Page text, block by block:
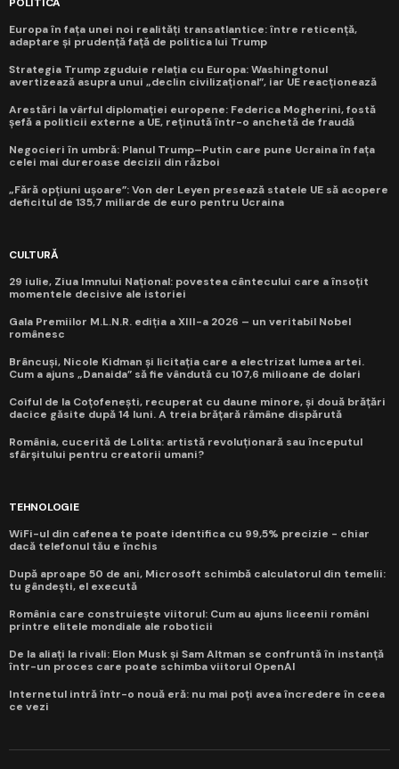
Europa în fața unei noi realități transatlantice: între reticență,
adaptare și prudență față de politica lui Trump
Strategia Trump zguduie relația cu Europa: Washingtonul
avertizează asupra unui „declin civilizațional”, iar UE reacționează
Arestări la vârful diplomației europene: Federica Mogherini, fostă
șefă a politicii externe a UE, reținută într-o anchetă de fraudă
Negocieri în umbră: Planul Trump–Putin care pune Ucraina în fața
celei mai dureroase decizii din război
„Fără opțiuni ușoare”: Von der Leyen presează statele UE să acopere
deficitul de 135,7 miliarde de euro pentru Ucraina
CULTURĂ
29 iulie, Ziua Imnului Național: povestea cântecului care a însoțit
momentele decisive ale istoriei
Gala Premiilor M.L.N.R. ediția a XIII-a 2026 – un veritabil Nobel
românesc
Brâncuși, Nicole Kidman și licitația care a electrizat lumea artei.
Cum a ajuns „Danaida” să fie vândută cu 107,6 milioane de dolari
Coiful de la Coțofenești, recuperat cu daune minore, și două brățări
dacice găsite după 14 luni. A treia brățară rămâne dispărută
România, cucerită de Lolita: artistă revoluționară sau începutul
sfârșitului pentru creatorii umani?
TEHNOLOGIE
WiFi-ul din cafenea te poate identifica cu 99,5% precizie - chiar
dacă telefonul tău e închis
După aproape 50 de ani, Microsoft schimbă calculatorul din temelii:
tu gândești, el execută
România care construiește viitorul: Cum au ajuns liceenii români
printre elitele mondiale ale roboticii
De la aliați la rivali: Elon Musk și Sam Altman se confruntă în instanță
într-un proces care poate schimba viitorul OpenAI
Internetul intră într-o nouă eră: nu mai poți avea încredere în ceea
ce vezi